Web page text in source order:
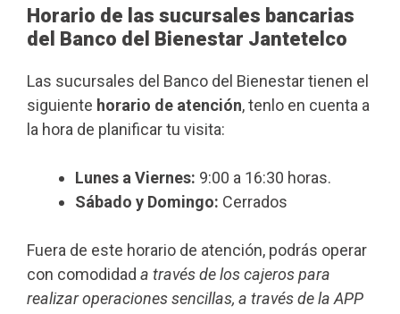
Horario de las sucursales bancarias
del Banco del Bienestar Jantetelco
Las sucursales del Banco del Bienestar tienen el
siguiente horario de atención, tenlo en cuenta a
la hora de planificar tu visita:
Lunes a Viernes: 9:00 a 16:30 horas.
Sábado y Domingo: Cerrados
Fuera de este horario de atención, podrás operar
con comodidad a través de los cajeros para
realizar operaciones sencillas, a través de la APP